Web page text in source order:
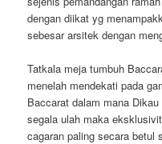
dengan diikat yg
sebesar arsitek dengan
Tatkala meja tumbuh
menelah mendekati pada
Baccarat dalam mana
segala ulah maka
cagaran paling secara betul